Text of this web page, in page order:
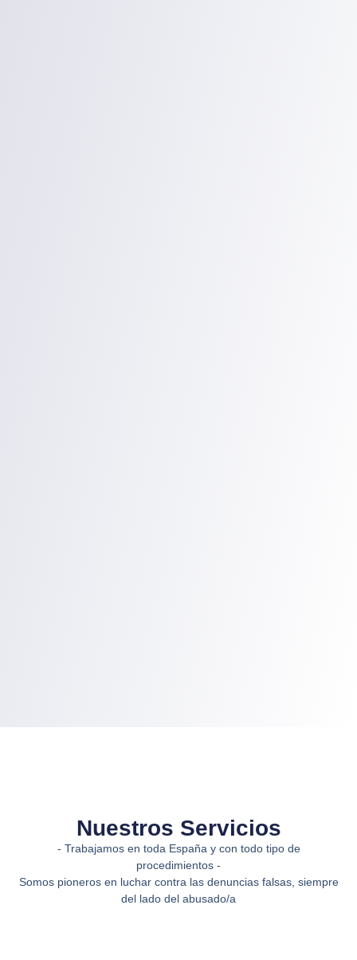
Nuestros Servicios
- Trabajamos en toda España y con todo tipo de
procedimientos -
Somos pioneros en luchar contra las denuncias falsas, siempre
del lado del abusado/a